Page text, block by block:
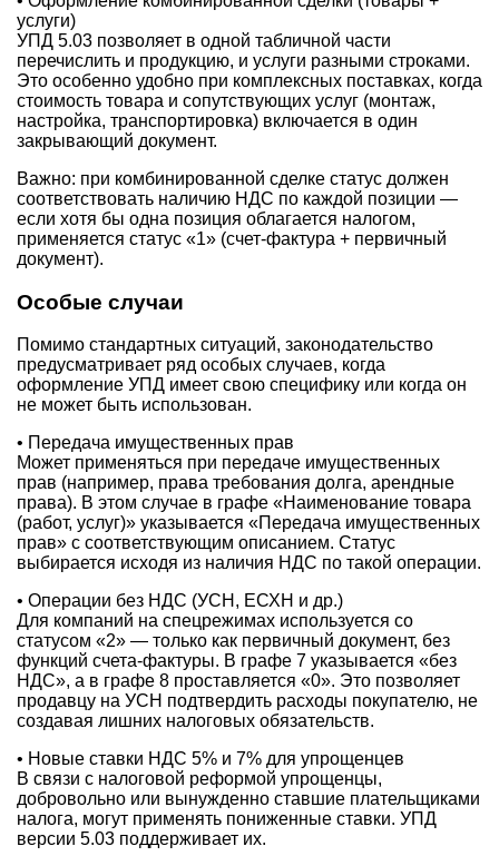
услуги)
УПД 5.03 позволяет в одной табличной части
перечислить и продукцию, и услуги разными строками.
Это особенно удобно при комплексных поставках, когда
стоимость товара и сопутствующих услуг (монтаж,
настройка, транспортировка) включается в один
закрывающий документ.
Важно: при комбинированной сделке статус должен
соответствовать наличию НДС по каждой позиции —
если хотя бы одна позиция облагается налогом,
применяется статус «1» (счет-фактура + первичный
документ).
Особые случаи
Помимо стандартных ситуаций, законодательство
предусматривает ряд особых случаев, когда
оформление УПД имеет свою специфику или когда он
не может быть использован.
• Передача имущественных прав
Может применяться при передаче имущественных
прав (например, права требования долга, арендные
права). В этом случае в графе «Наименование товара
(работ, услуг)» указывается «Передача имущественных
прав» с соответствующим описанием. Статус
выбирается исходя из наличия НДС по такой операции.
• Операции без НДС (УСН, ЕСХН и др.)
Для компаний на спецрежимах используется со
статусом «2» — только как первичный документ, без
функций счета-фактуры. В графе 7 указывается «без
НДС», а в графе 8 проставляется «0». Это позволяет
продавцу на УСН подтвердить расходы покупателю, не
создавая лишних налоговых обязательств.
• Новые ставки НДС 5% и 7% для упрощенцев
В связи с налоговой реформой упрощенцы,
добровольно или вынужденно ставшие плательщиками
налога, могут применять пониженные ставки. УПД
версии 5.03 поддерживает их.